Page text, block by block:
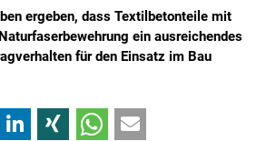
ergeben, dass Textilbetonteile mit
ein ausreichendes
für den Einsatz im Bau